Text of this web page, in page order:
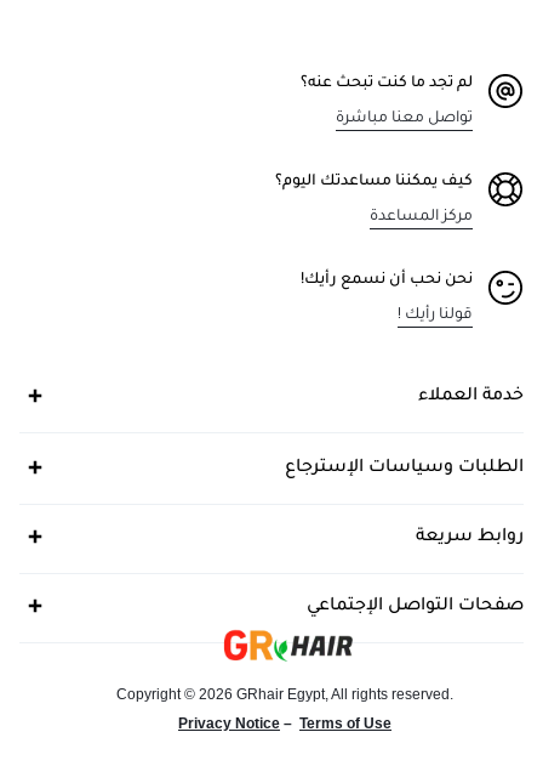
لم تجد ما كنت تبحث عنه؟
تواصل معنا مباشرة
كيف يمكننا مساعدتك اليوم؟
مركز المساعدة
نحن نحب أن نسمع رأيك!
قولنا رأيك !
خدمة العملاء
الطلبات وسياسات الإسترجاع
روابط سريعة
صفحات التواصل الإجتماعي
Copyright © 2026 GRhair Egypt, All rights reserved.
Privacy Notice – Terms of Use